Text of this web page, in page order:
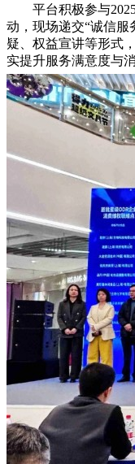
平台积极参与
动，现场递交“诚信服
疑、权益宣讲等形式
实提升服务满意度与